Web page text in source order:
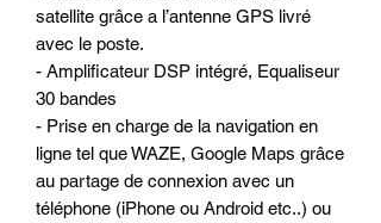
satellite grâce a l’antenne GPS livré
avec le poste.
- Amplificateur DSP intégré, Equaliseur
30 bandes
- Prise en charge de la navigation en
ligne tel que WAZE, Google Maps grâce
au partage de connexion avec un
téléphone (iPhone ou Android etc..) ou